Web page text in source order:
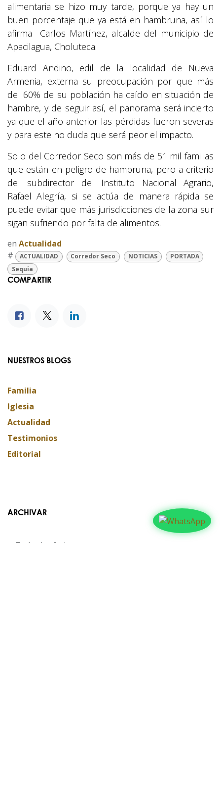
alimentaria se hizo muy tarde, porque ya hay un
buen porcentaje que ya está en hambruna, así lo
afirma Carlos Martínez, alcalde del municipio de
Apacilagua, Choluteca.
Eduard Andino, edil de la localidad de Nueva
Armenia, externa su preocupación por que más
del 60% de su población ha caído en situación de
hambre, y de seguir así, el panorama será incierto
ya que el año anterior las pérdidas fueron severas
y para este no duda que será peor el impacto.
Solo del Corredor Seco son más de 51 mil familias
que están en peligro de hambruna, pero a criterio
del subdirector del Instituto Nacional Agrario,
Rafael Alegría, si se actúa de manera rápida se
puede evitar que más jurisdicciones de la zona sur
sigan sufriendo por falta de alimentos.
en Actualidad
#
ACTUALIDAD Corredor Seco NOTICIAS
PORTADA
Sequia
COMPARTIR
NUESTROS BLOGS
Familia
Iglesia
Actualidad
Testimonios
Editorial
ARCHIVAR